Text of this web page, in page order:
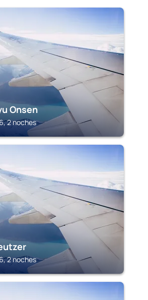
Onsen
2 noches
2 noches